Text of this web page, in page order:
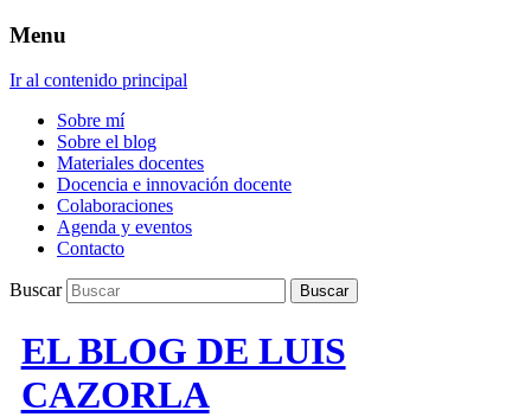
Menu
Ir al contenido principal
Sobre mí
Sobre el blog
Materiales docentes
Docencia e innovación docente
Colaboraciones
Agenda y eventos
Contacto
Buscar
EL BLOG DE LUIS
CAZORLA